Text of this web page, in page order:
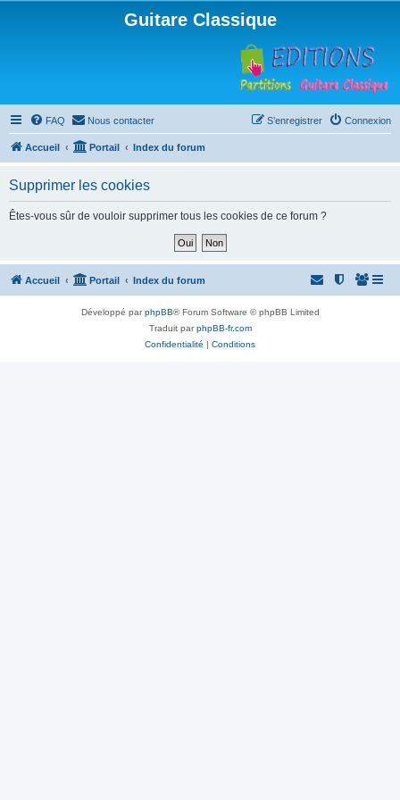
Guitare Classique
FAQ Nous contacter Connexion
S’enregistrer
Accueil Portail Index du forum
Supprimer les cookies
Êtes-vous sûr de vouloir supprimer tous les cookies de ce forum ?
Accueil Portail Index du forum
Développé parphpBB® Forum Software © phpBB Limited
Traduit parphpBB-fr.com
Confidentialité | Conditions